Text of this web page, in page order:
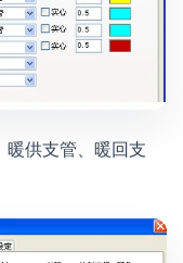
暖供支管、暖回支